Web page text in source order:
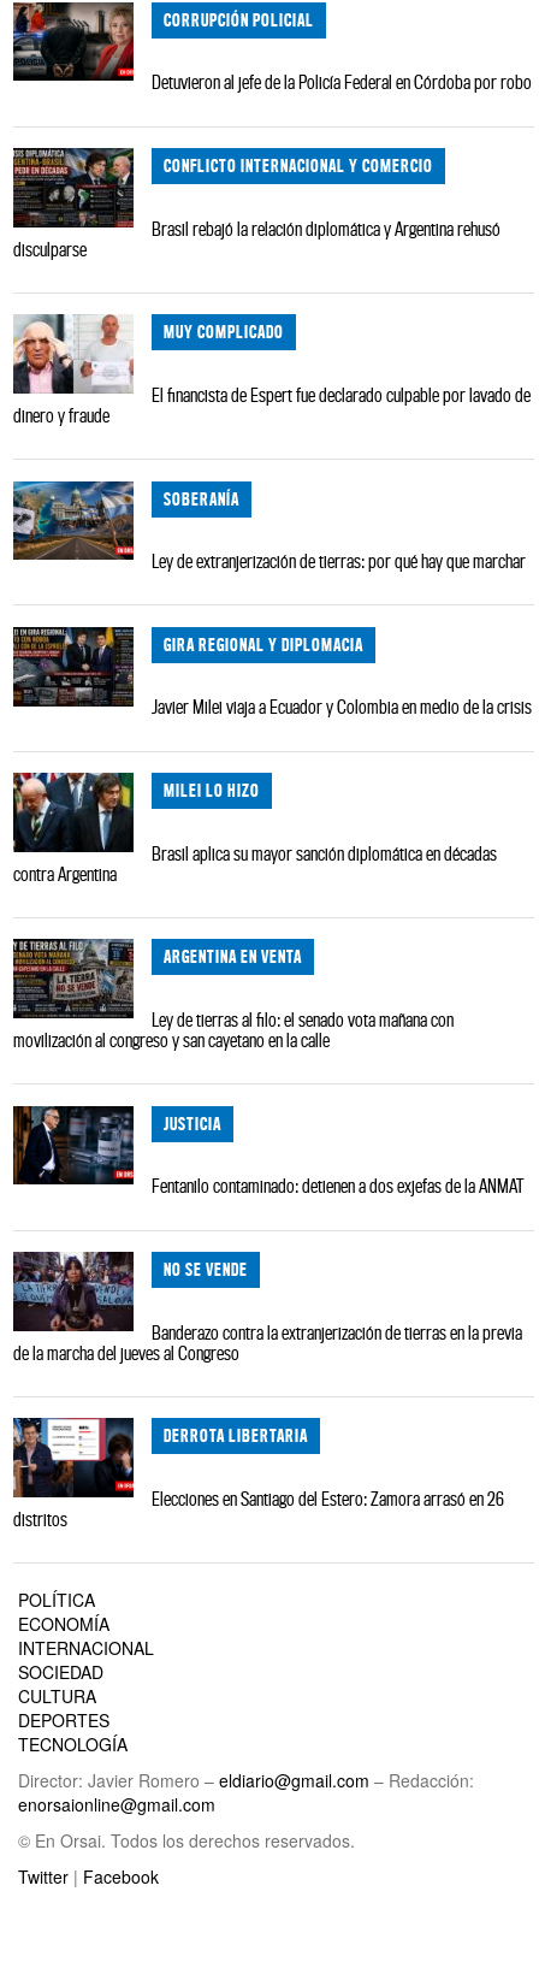
CORRUPCIÓN POLICIAL
Detuvieron al jefe de la Policía Federal en Córdoba por robo
CONFLICTO INTERNACIONAL Y COMERCIO
Brasil rebajó la relación diplomática y Argentina rehusó
disculparse
MUY COMPLICADO
El financista de Espert fue declarado culpable por lavado de
dinero y fraude
SOBERANÍA
Ley de extranjerización de tierras: por qué hay que marchar
GIRA REGIONAL Y DIPLOMACIA
Javier Milei viaja a Ecuador y Colombia en medio de la crisis
MILEI LO HIZO
Brasil aplica su mayor sanción diplomática en décadas
contra Argentina
ARGENTINA EN VENTA
Ley de tierras al filo: el senado vota mañana con
movilización al congreso y san cayetano en la calle
JUSTICIA
Fentanilo contaminado: detienen a dos exjefas de la ANMAT
NO SE VENDE
Banderazo contra la extranjerización de tierras en la previa
de la marcha del jueves al Congreso
DERROTA LIBERTARIA
Elecciones en Santiago del Estero: Zamora arrasó en 26
distritos
POLÍTICA
ECONOMÍA
INTERNACIONAL
SOCIEDAD
CULTURA
DEPORTES
TECNOLOGÍA
Director: Javier Romero – eldiario@gmail.com – Redacción:
enorsaionline@gmail.com
© En Orsai. Todos los derechos reservados.
Twitter | Facebook